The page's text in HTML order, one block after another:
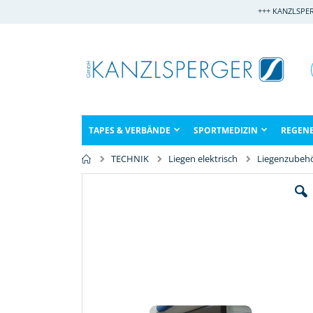
+++
TAPES & VERBÄNDE SPORTMEDIZIN
TECHNIK Liegen elektrisch